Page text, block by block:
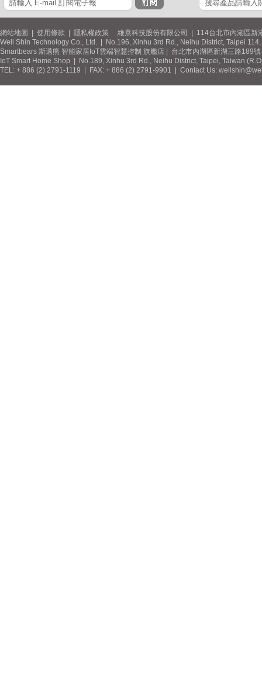
網站地圖 使用條款 隱私權政策 維熹科技股份有限公司 | 114台北市內湖區新
Well Shin Technology Co., Ltd. | No.196, Xinhu 3rd Rd., Neihu District, Taipei
Smartbears 斯邁熊 智能家居IoT雲端智慧控制 旗艦店 | 台北市內湖區新湖三路189
IoT Smart Home Shop | No.189, Xinhu 3rd Rd., Neihu District, Taipei, Taiwan
TEL: + 886 (2) 2791-1119 | FAX: + 886 (2) 2791-9901 | Contact Us: